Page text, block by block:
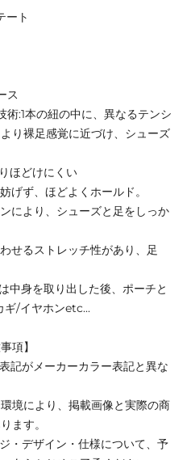
ート
ス
:1本の紐の中に、異なるテンシ
り裸足感覚に近づけ、シューズ
ほどけにくい
げず、ほどよくホールド。
により、シューズと足をしっか
せるストレッチ性があり、足
中身を取り出した後、ポーチと
ギ/イヤホンetc...
項】
記がメーカーカラー表記と異な
境により、掲載画像と実際の商
ます。
・デザイン・仕様について、予